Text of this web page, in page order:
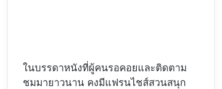
ในบรรดาหนังที่ผู้คนรอคอยและติดตาม
ชมมายาวนาน คงมีแฟรนไชส์สวนสนุก